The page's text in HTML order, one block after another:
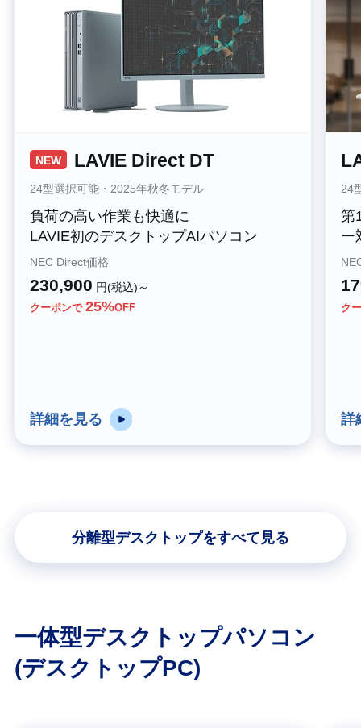
NEW LAVIE Direct DT
24型選択可能・2025年秋冬モデル
負荷の高い作業も快適に
LAVIE初のデスクトップAIパソコン
NEC Direct価格
230,900 円(税込)～
クーポンで 25%OFF
詳細を見る
24
第
ー
ク
詳
分離型デスクトップをすべて見る
一体型デスクトップパソコン
(デスクトップPC)